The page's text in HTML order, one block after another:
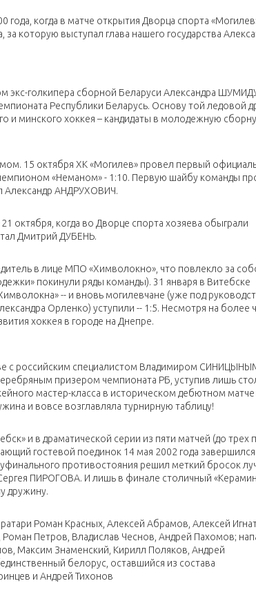
года, когда в матче открытия Дворца спорта
которую выступал глава нашего государства
экс-голкипера сборной Беларуси Александра
Республики Беларусь. Основу той ледовой
и минского хоккея – кандидаты в молодежную
15 октября ХК «Могилев» провел первый
«Неманом» - 1:10. Первую шайбу команды
Александр АНДРУХОВИЧ.
октября, когда во Дворце спорта хозяева обыграли
Дмитрий ДУБЕНЬ.
в лице МПО «Химволокно», что повлекло за
покинули ряды команды). 31 января в Витебске
-- и вновь могилевчане (уже под
Орленко) уступили -- 1:5. Несмотря на более
хоккея в городе на Днепре.
с российским специалистом Владимиром
призером чемпионата РБ, уступив лишь
мастер-класса в историческом дебютном матче
и вовсе возглавляла турнирную таблицу!
и в драматической серии из пяти матчей (до трех
гостевой поединок 14 мая 2002 года завершился
противостояния решил меткий бросок
ПИРОГОВА. И лишь в финале столичный
дружину.
Роман Красных, Алексей Абрамов, Алексей
Петров, Владислав Чеснов, Андрей Пахомов;
Максим Знаменский, Кирилл Поляков, Андрей
белорус, оставшийся из состава
и Андрей Тихонов